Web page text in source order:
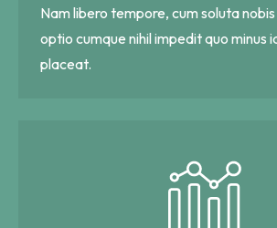
Nam libero tempore, cum soluta
optio cumque nihil impedit quo minus
placeat.